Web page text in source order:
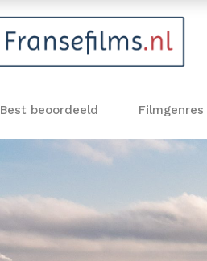
Best beoordeeld Filmgenres